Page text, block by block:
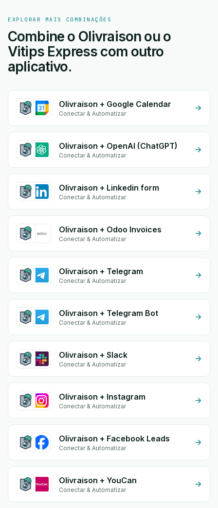
EXPLORAR MAIS COMBINAÇÕES
Combine o Olivraison ou o
Vitips Express com outro
aplicativo.
Olivraison + Google Calendar
Conectar & Automatizar
Olivraison + OpenAI (ChatGPT)
Conectar & Automatizar
Olivraison + Linkedin form
Conectar & Automatizar
Olivraison + Odoo Invoices
Conectar & Automatizar
Olivraison + Telegram
Conectar & Automatizar
Olivraison + Telegram Bot
Conectar & Automatizar
Olivraison + Slack
Conectar & Automatizar
Olivraison + Instagram
Conectar & Automatizar
Olivraison + Facebook Leads
Conectar & Automatizar
Olivraison + YouCan
Conectar & Automatizar